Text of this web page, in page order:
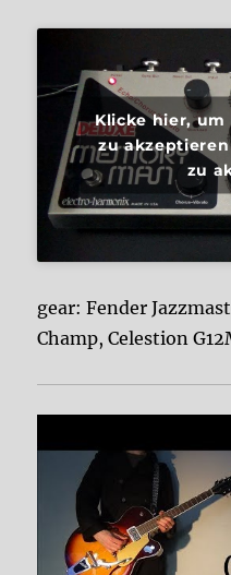
Klicke hier, um
zu
zu
gear: Fender
Champ, Celestion